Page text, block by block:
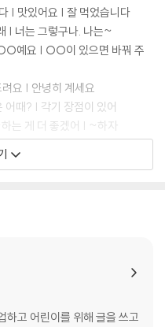
이 있듯, 같은 상황이라도 어떤
달라지기도 합니다. 풀기 어려
한 일이 심각한 다툼으로 번지
을 들이는 것은 아이들이 앞으
해 나가는 데에 있어 귀한 자산
구에 따르면 인간을 건강하고 행
합니다. ‘서로서로 통하는
로 소통하는 법을 일깨워 주시
| 맛있어요 | 잘 먹었습니다
| 너는 그렇구나. 나는~
○○예요 | ○○이 있으면 바꿔 주
요 | 안녕히 계세요
어때? | 각기 장점이 있어
는 게 더 좋겠어 | ~하자
해도 돼? | 좋아
싫어 | 괜찮아요 | 됐습니다
어 | 괜찮아
하고 어린이를 위해 글을 쓰고